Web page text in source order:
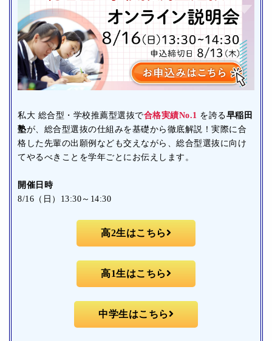
私大 総合型・学校推薦型選抜で合格実績No.1 を誇る早稲田
塾が、総合型選抜の仕組みを基礎から徹底解説！実際に合
格した先輩の出願例なども交えながら、総合型選抜に向け
てやるべきことを学年ごとにお伝えします。
開催日時
8/16（日）13:30～14:30
高2生はこちら
高1生はこちら
中学生はこちら